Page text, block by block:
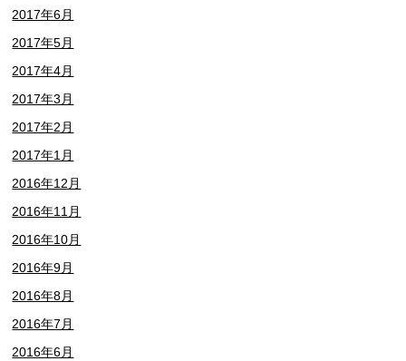
2017年6月
2017年5月
2017年4月
2017年3月
2017年2月
2017年1月
2016年12月
2016年11月
2016年10月
2016年9月
2016年8月
2016年7月
2016年6月